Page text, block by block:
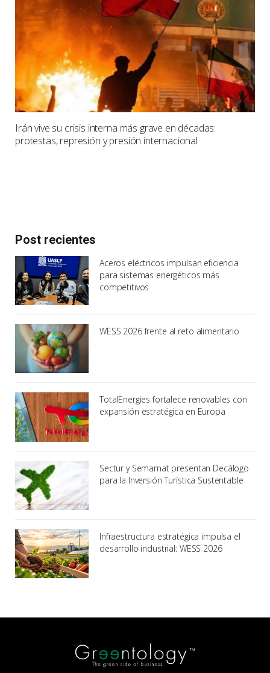
Irán vive su crisis interna más grave en décadas:
protestas, represión y presión internacional
Post recientes
Aceros eléctricos impulsan eficiencia
para sistemas energéticos más
competitivos
WESS 2026 frente al reto alimentario
TotalEnergies fortalece renovables con
expansión estratégica en Europa
Sectur y Semarnat presentan Decálogo
para la Inversión Turística Sustentable
Infraestructura estratégica impulsa el
desarrollo industrial: WESS 2026